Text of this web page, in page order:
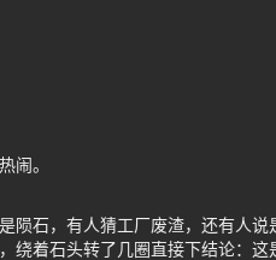
闹。
陨石，有人猜工厂废渣，还有人
绕着石头转了几圈直接下结论：